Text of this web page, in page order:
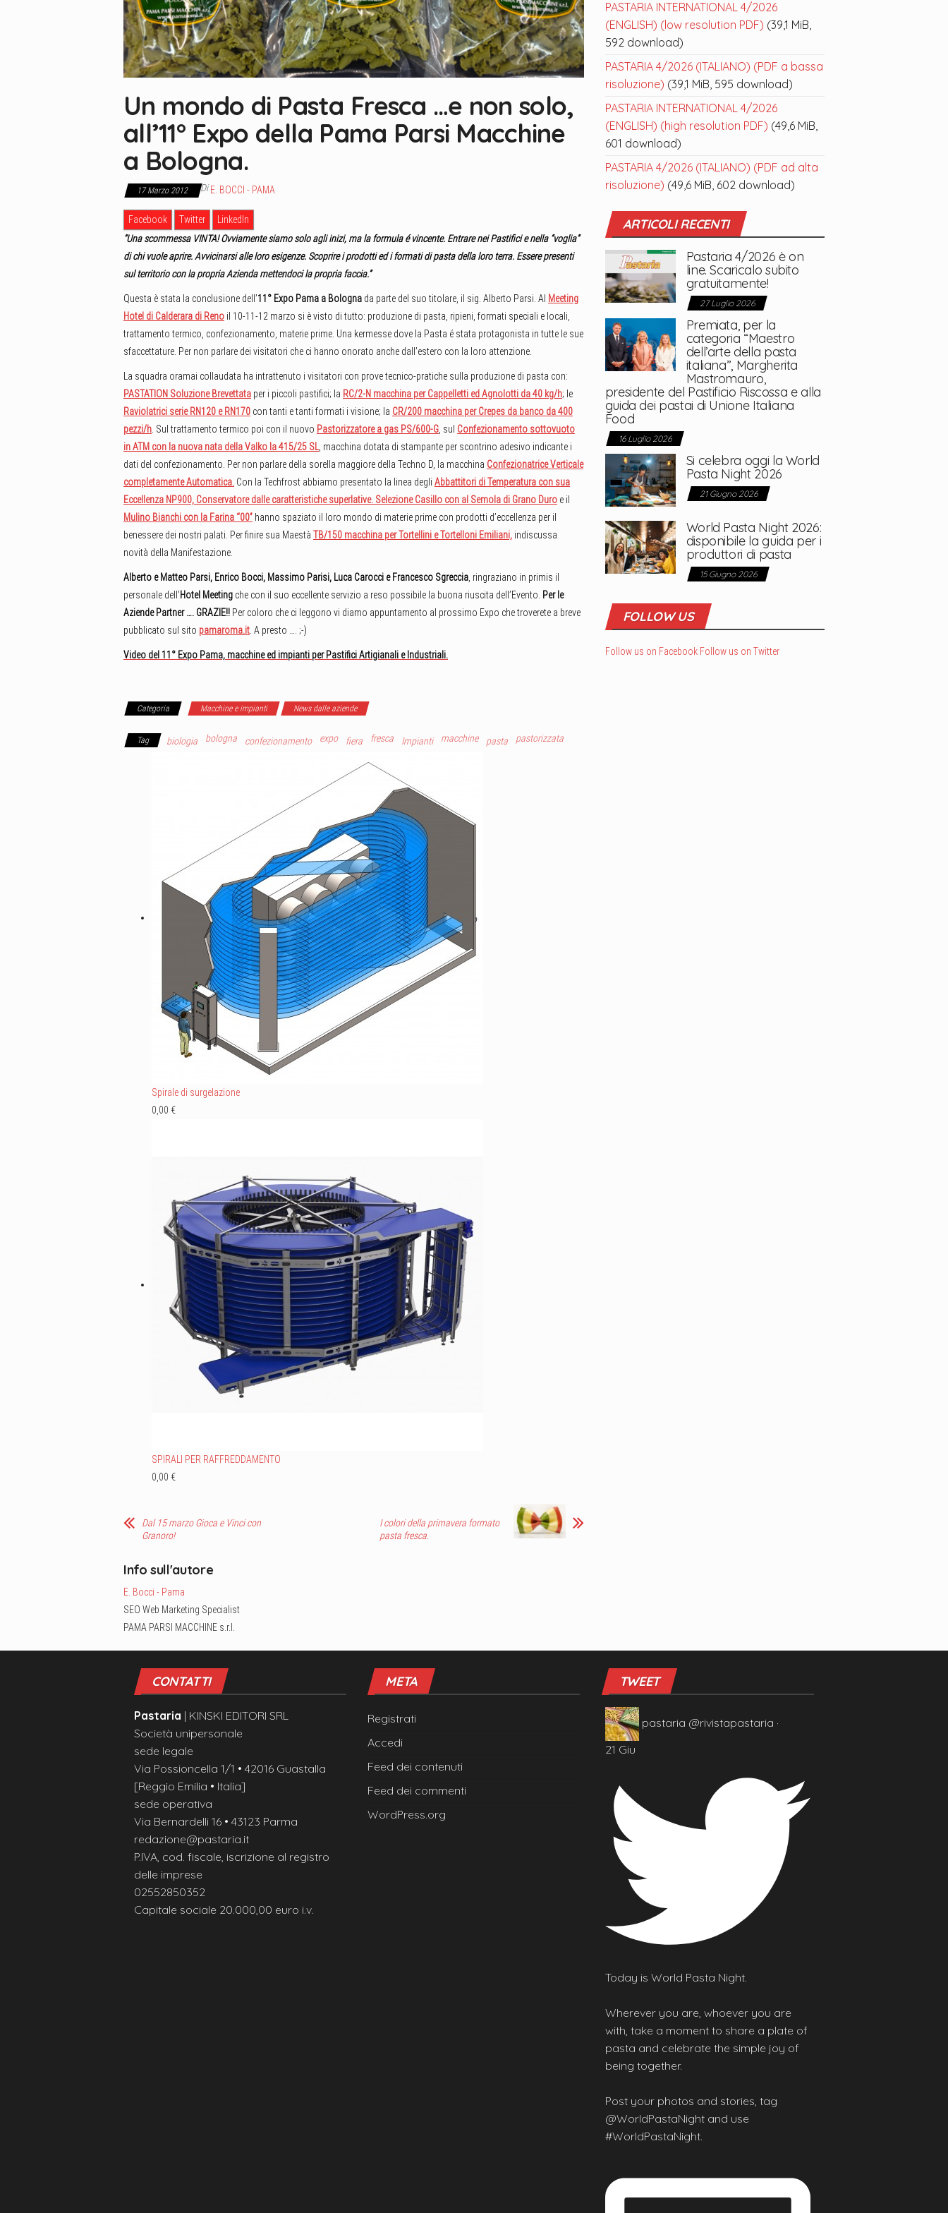
Un mondo di Pasta Fresca …e non solo,
all’11° Expo della Pama Parsi Macchine
a Bologna.
17 Marzo 2012 Di E. BOCCI - PAMA
Facebook Twitter
LinkedIn
“Una scommessa VINTA! Ovviamente siamo solo agli inizi, ma la formula é vincente. Entrare nei Pastifici e nella “voglia”
di chi vuole aprire. Avvicinarsi alle loro esigenze. Scoprire i prodotti ed i formati di pasta della loro terra. Essere presenti
sul territorio con la propria Azienda mettendoci la propria faccia.”
Questa è stata la conclusione dell’11° Expo Pama a Bologna da parte del suo titolare, il sig. Alberto Parsi. Al Meeting
Hotel di Calderara di Reno il 10-11-12 marzo si è visto di tutto: produzione di pasta, ripieni, formati speciali e locali,
trattamento termico, confezionamento, materie prime. Una kermesse dove la Pasta é stata protagonista in tutte le sue
sfaccettature. Per non parlare dei visitatori che ci hanno onorato anche dall’estero con la loro attenzione.
La squadra oramai collaudata ha intrattenuto i visitatori con prove tecnico-pratiche sulla produzione di pasta con:
PASTATION Soluzione Brevettata per i piccoli pastifici; la RC/2-N macchina per Cappelletti ed Agnolotti da 40 kg/h; le
Raviolatrici serie RN120 e RN170 con tanti e tanti formati i visione; la CR/200 macchina per Crepes da banco da 400
pezzi/h . Sul trattamento termico poi con il nuovo Pastorizzatore a gas PS/600-G , sul Confezionamento sottovuoto
in ATM con la nuova nata della Valko la 415/25 SL, macchina dotata di stampante per scontrino adesivo indicante i
dati del confezionamento. Per non parlare della sorella maggiore della Techno D, la macchina Confezionatrice Verticale
completamente Automatica. Con la Techfrost abbiamo presentato la linea degli Abbattitori di Temperatura con sua
Eccellenza NP900, Conservatore dalle caratteristiche superlative. Selezione Casillo con al Semola di Grano Duro e il
Mulino Bianchi con la Farina “00” hanno spaziato il loro mondo di materie prime con prodotti d’eccellenza per il
benessere dei nostri palati. Per finire sua Maestà TB/150 macchina per Tortellini e Tortelloni Emiliani, indiscussa
novità della Manifestazione.
Alberto e Matteo Parsi, Enrico Bocci, Massimo Parisi, Luca Carocci e Francesco Sgreccia , ringraziano in primis il
personale dell’Hotel Meeting che con il suo eccellente servizio a reso possibile la buona riuscita dell’Evento. Per le
Aziende Partner …. GRAZIE!! Per coloro che ci leggono vi diamo appuntamento al prossimo Expo che troverete a breve
pubblicato sul sito pamaroma.it . A presto …. ;-)
Video del 11° Expo Pama, macchine ed impianti per Pastifici Artigianali e Industriali.
Categoria Macchine e impianti News dalle aziende
Tag biologia bologna confezionamento expo fiera fresca Impianti macchine pasta pastorizzata
Spirale di surgelazione
0,00 €
SPIRALI PER RAFFREDDAMENTO
0,00 €
Dal 15 marzo Gioca e Vinci con
Granoro!
I colori della primavera formato
pasta fresca.
Info sull'autore
E. Bocci - Pama
SEO Web Marketing Specialist
PAMA PARSI MACCHINE s.r.l.
PASTARIA INTERNATIONAL 4/2026
(ENGLISH) (low resolution PDF) (39,1 MiB,
592 download)
PASTARIA 4/2026 (ITALIANO) (PDF a bassa
risoluzione) (39,1 MiB, 595 download)
PASTARIA INTERNATIONAL 4/2026
(ENGLISH) (high resolution PDF) (49,6 MiB,
601 download)
PASTARIA 4/2026 (ITALIANO) (PDF ad alta
risoluzione) (49,6 MiB, 602 download)
ARTICOLI RECENTI
Pastaria 4/2026 è on
line. Scaricalo subito
gratuitamente!
27 Luglio 2026
Premiata, per la
categoria “Maestro
dell’arte della pasta
italiana”, Margherita
Mastromauro,
presidente del Pastificio Riscossa e alla
guida dei pastai di Unione Italiana
Food
16 Luglio 2026
Si celebra oggi la World
Pasta Night 2026
21 Giugno 2026
World Pasta Night 2026:
disponibile la guida per i
produttori di pasta
15 Giugno 2026
FOLLOW US
Follow us on Facebook Follow us on Twitter
CONTATTI
Pastaria | KINSKI EDITORI SRL
Società unipersonale
sede legale
Via Possioncella 1/1 • 42016 Guastalla
[Reggio Emilia • Italia]
sede operativa
Via Bernardelli 16 • 43123 Parma
redazione@pastaria.it
P.IVA, cod. fiscale, iscrizione al registro
delle imprese
02552850352
Capitale sociale 20.000,00 euro i.v.
META
Registrati
Accedi
Feed dei contenuti
Feed dei commenti
WordPress.org
TWEET
pastaria @rivistapastaria ·
21 Giu
Today is World Pasta Night.
Wherever you are, whoever you are
with, take a moment to share a plate of
pasta and celebrate the simple joy of
being together.
Post your photos and stories, tag
@WorldPastaNight and use
#WorldPastaNight.